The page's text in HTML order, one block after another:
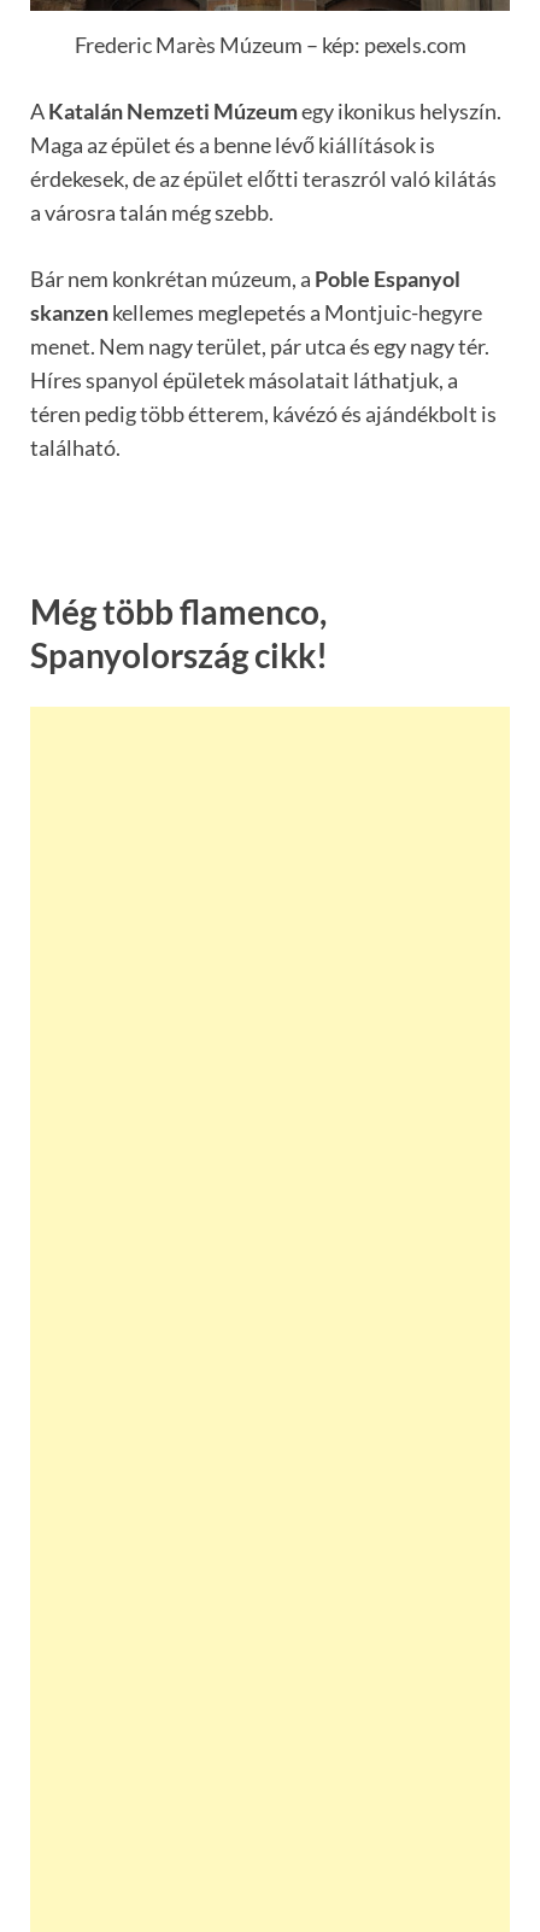
Frederic Marès Múzeum – kép: pexels.com
AKatalán Nemzeti Múzeumegy ikonikus helyszín.
Maga az épület és a benne lévő kiállítások is
érdekesek, de az épület előtti teraszról való kilátás
a városra talán még szebb.
Bár nem konkrétan múzeum, a Poble Espanyol
skanzenkellemes meglepetés a Montjuic-hegyre
menet. Nem nagy terület, pár utca és egy nagy tér.
Híres spanyol épületek másolatait láthatjuk, a
téren pedig több étterem, kávézó és ajándékbolt is
található.
Még több flamenco,
Spanyolország cikk!